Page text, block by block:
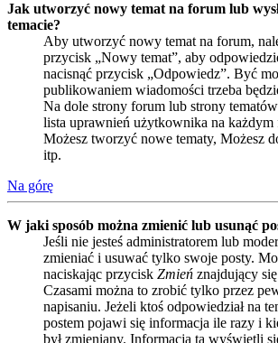
Jak utworzyć nowy temat na forum lub
temacie?
Aby utworzyć nowy temat na forum,
przycisk „Nowy temat”, aby
nacisnąć przycisk „Odpowiedz”. Być
publikowaniem wiadomości trzeba
Na dole strony forum lub strony
lista uprawnień użytkownika na każdym
Możesz tworzyć nowe tematy, Możesz
itp.
Na górę
W jaki sposób można zmienić lub usunąć
Jeśli nie jesteś administratorem lub
zmieniać i usuwać tylko swoje posty.
naciskając przycisk Zmień znajdujący
Czasami można to zrobić tylko przez
napisaniu. Jeżeli ktoś odpowiedział na
postem pojawi się informacja ile razy i
był zmieniany. Informacja ta wyświetli